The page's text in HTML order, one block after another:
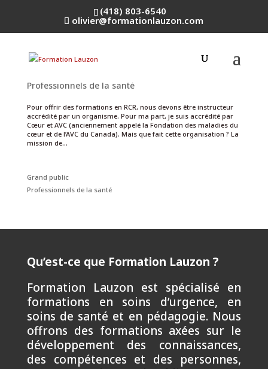
(418) 803-6540
olivier@formationlauzon.com
Professionnels de la santé
Pour offrir des formations en RCR, nous devons être instructeur
accrédité par un organisme. Pour ma part, je suis accrédité par
Cœur et AVC (anciennement appelé la Fondation des maladies du
cœur et de l’AVC du Canada). Mais que fait cette organisation ? La
mission de...
Grand public
Professionnels de la santé
Qu’est-ce que Formation Lauzon ?
Formation Lauzon est spécialisé en
formations en soins d’urgence, en
soins de santé et en pédagogie. Nous
offrons des formations axées sur le
développement des connaissances,
des compétences et des personnes,